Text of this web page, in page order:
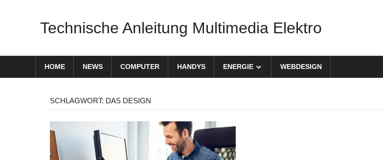
Technische Anleitung Multimedia Elektro
HOME NEWS COMPUTER HANDYS ENERGIE WEBDESIGN
SCHLAGWORT: DAS DESIGN